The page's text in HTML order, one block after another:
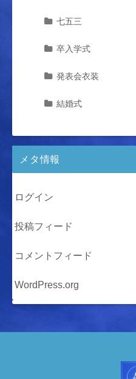
七五三
卒入学式
発表会衣装
結婚式
メタ情報
ログイン
投稿フィード
コメントフィード
WordPress.org